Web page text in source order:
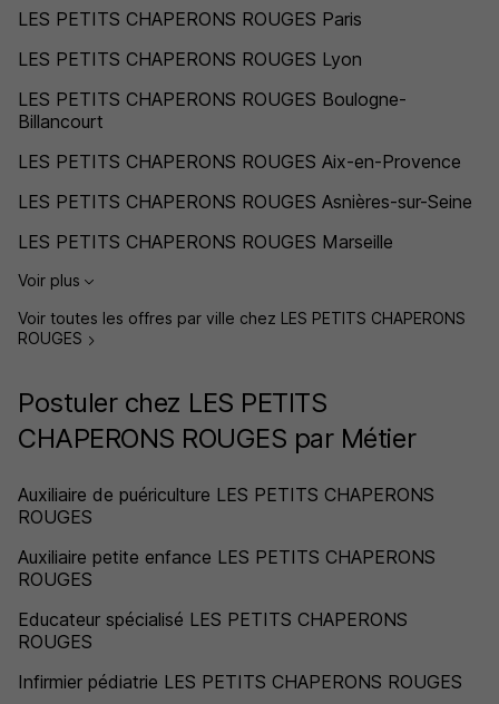
LES PETITS CHAPERONS ROUGES Paris
LES PETITS CHAPERONS ROUGES Lyon
LES PETITS CHAPERONS ROUGES Boulogne-
Billancourt
LES PETITS CHAPERONS ROUGES Aix-en-Provence
LES PETITS CHAPERONS ROUGES Asnières-sur-Seine
LES PETITS CHAPERONS ROUGES Marseille
Voir plus
Voir toutes les offres par ville chez LES PETITS CHAPERONS
ROUGES
Postuler chez LES PETITS
CHAPERONS ROUGES par Métier
Auxiliaire de puériculture LES PETITS CHAPERONS
ROUGES
Auxiliaire petite enfance LES PETITS CHAPERONS
ROUGES
Educateur spécialisé LES PETITS CHAPERONS
ROUGES
Infirmier pédiatrie LES PETITS CHAPERONS ROUGES